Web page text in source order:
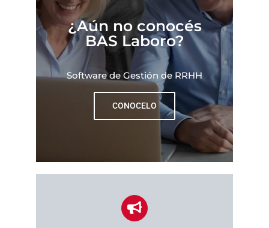
¿Aún no conocés
BAS Laboro?
Software de Gestión de RRHH
CONOCELO